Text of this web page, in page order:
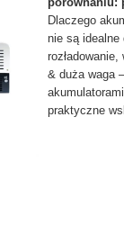
Dlaczego
nie są idealne
rozładowanie,
& duża waga
praktyczne